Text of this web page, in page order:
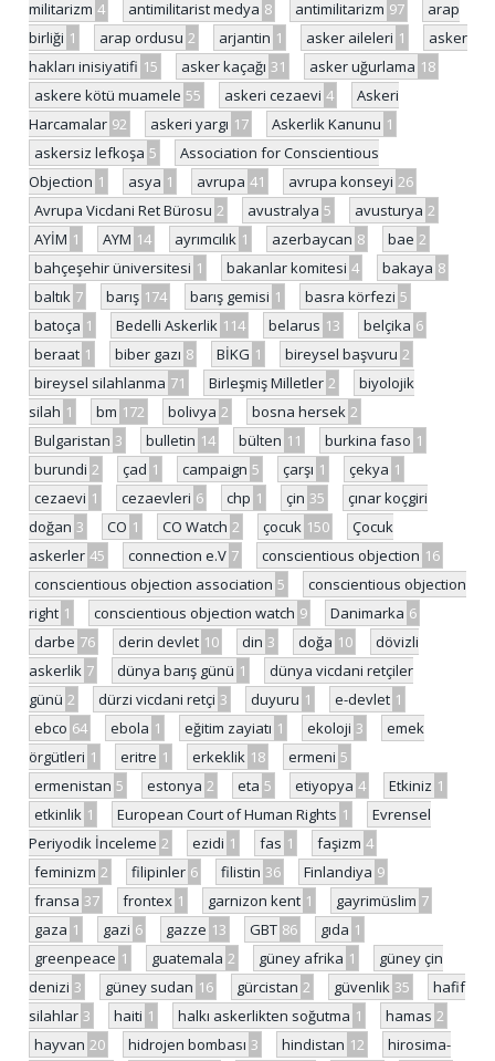
militarizm 4 antimilitarist medya 8 antimilitarizm 97
arap
birliği 1 arap ordusu 2 arjantin 1 asker aileleri 1
asker
hakları inisiyatifi 15 asker kaçağı 31 asker uğurlama 18
askere kötü muamele 55 askeri cezaevi 4
Askeri
Harcamalar 92 askeri yargı 17 Askerlik Kanunu 1
askersiz lefkoşa 5
Association for Conscientious
Objection 1 asya 1 avrupa 41 avrupa konseyi 26
Avrupa Vicdani Ret Bürosu 2 avustralya 5 avusturya 2
AYİM 1 AYM 14 ayrımcılık 1 azerbaycan 8 bae 2
bahçeşehir üniversitesi 1 bakanlar komitesi 4 bakaya 8
baltık 7 barış 174 barış gemisi 1 basra körfezi 5
batoça 1 Bedelli Askerlik 114 belarus 13 belçika 6
beraat 1 biber gazı 8 BİKG 1 bireysel başvuru 2
bireysel silahlanma 71 Birleşmiş Milletler 2
biyolojik
silah 1 bm 172 bolivya 2 bosna hersek 2
Bulgaristan 3 bulletin 14 bülten 11 burkina faso 1
burundi 2 çad 1 campaign 5 çarşı 1 çekya 1
cezaevi 1 cezaevleri 6 chp 1 çin 35
çınar koçgiri
doğan 3 CO 1 CO Watch 2 çocuk 150
Çocuk
askerler 45 connection e.V 7 conscientious objection 16
conscientious objection association 5
conscientious objection
right 1 conscientious objection watch 9 Danimarka 6
darbe 76 derin devlet 10 din 3 doğa 10
dövizli
askerlik 7 dünya barış günü 1
dünya vicdani retçiler
günü 2 dürzi vicdani retçi 3 duyuru 1 e-devlet 1
ebco 64 ebola 1 eğitim zayiatı 1 ekoloji 3
emek
örgütleri 1 eritre 1 erkeklik 18 ermeni 5
ermenistan 5 estonya 2 eta 5 etiyopya 4 Etkiniz 1
etkinlik 1 European Court of Human Rights 1
Evrensel
Periyodik İnceleme 2 ezidi 1 fas 1 faşizm 4
feminizm 2 filipinler 6 filistin 36 Finlandiya 9
fransa 37 frontex 1 garnizon kent 1 gayrimüslim 7
gaza 1 gazi 6 gazze 13 GBT 86 gıda 1
greenpeace 1 guatemala 2 güney afrika 1
güney çin
denizi 3 güney sudan 16 gürcistan 2 güvenlik 35
hafif
silahlar 3 haiti 1 halkı askerlikten soğutma 1 hamas 2
hayvan 20 hidrojen bombası 3 hindistan 12
hirosima-